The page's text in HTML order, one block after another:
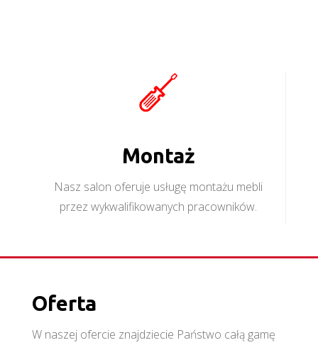
Montaż
Nasz salon oferuje usługę montażu mebli
przez wykwalifikowanych pracowników.
Oferta
W naszej ofercie znajdziecie Państwo całą gamę